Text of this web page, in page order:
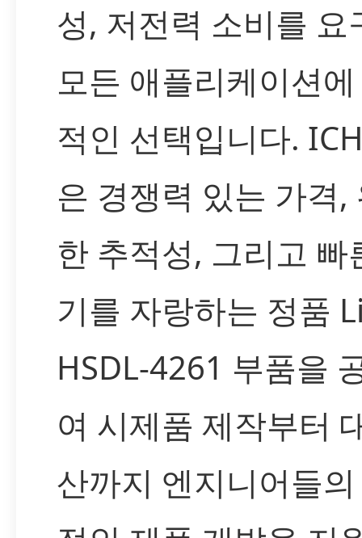
성, 저전력 소비를 요
모든 애플리케이션
적인 선택입니다.
은 경쟁력 있는 가격,
한 추적성, 그리고 빠
기를 자랑하는 정품
HSDL-4261 부품을
여 시제품 제작부터
산까지 엔지니어들